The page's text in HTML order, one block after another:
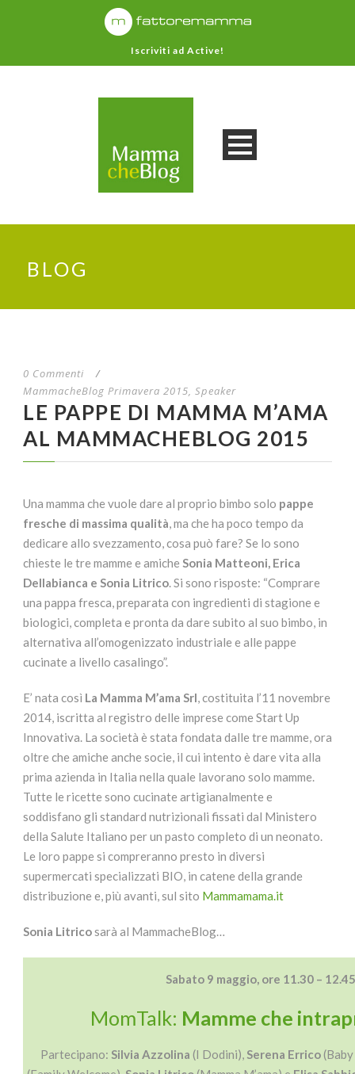
Iscriviti ad Active!
BLOG
0 Commenti
/
MammacheBlog Primavera 2015, Speaker
LE PAPPE DI MAMMA M’AMA
AL MAMMACHEBLOG 2015
Una mamma che vuole dare al proprio bimbo solo pappe
fresche di massima qualità, ma che ha poco tempo da
dedicare allo svezzamento, cosa può fare? Se lo sono
chieste le tre mamme e amiche Sonia Matteoni, Erica
Dellabianca e Sonia Litrico. Si sono risposte: “Comprare
una pappa fresca, preparata con ingredienti di stagione e
biologici, completa e pronta da dare subito al suo bimbo, in
alternativa all’omogenizzato industriale e alle pappe
cucinate a livello casalingo”.
E’ nata così La Mamma M’ama Srl, costituita l’11 novembre
2014, iscritta al registro delle imprese come Start Up
Innovativa. La società è stata fondata dalle tre mamme, ora
oltre che amiche anche socie, il cui intento è dare vita alla
prima azienda in Italia nella quale lavorano solo mamme.
Tutte le ricette sono cucinate artigianalmente e
soddisfano gli standard nutrizionali fissati dal Ministero
della Salute Italiano per un pasto completo di un neonato.
Le loro pappe si compreranno presto in diversi
supermercati specializzati BIO, in catene della grande
distribuzione e, più avanti, sul sito Mammamama.it
Sonia Litricosarà al MammacheBlog…
Sabato 9 maggio, ore 11.30 – 12.45
MomTalk: Mamme che
Partecipano: Silvia Azzolina (I Dodini), Serena Errico